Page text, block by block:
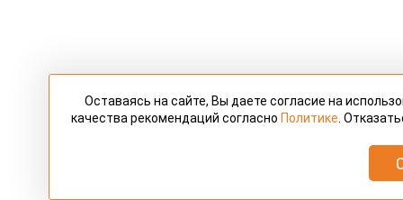
Оставаясь на сайте, Вы даете согласие на
качества рекомендаций согласно Политике .